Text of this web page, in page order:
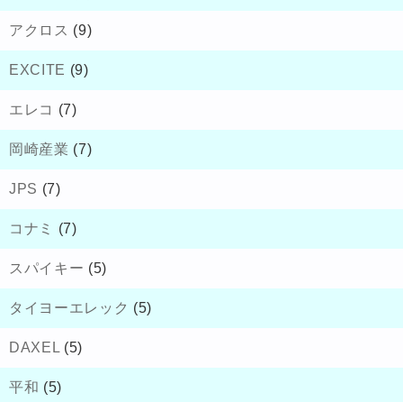
アクロス (9)
EXCITE (9)
エレコ (7)
岡崎産業 (7)
JPS (7)
コナミ (7)
スパイキー (5)
タイヨーエレック (5)
DAXEL (5)
平和 (5)